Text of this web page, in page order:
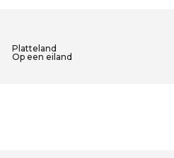
Platteland
Op een eiland